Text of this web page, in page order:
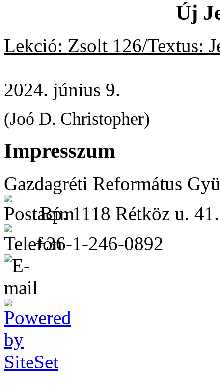
Új
Lekció: Zsolt 126/Textus:
2024. június 9.
(Joó D. Christopher)
Impresszum
Gazdagréti Református
Bp. 1118 Rétköz u. 41.
+36-1-246-0892